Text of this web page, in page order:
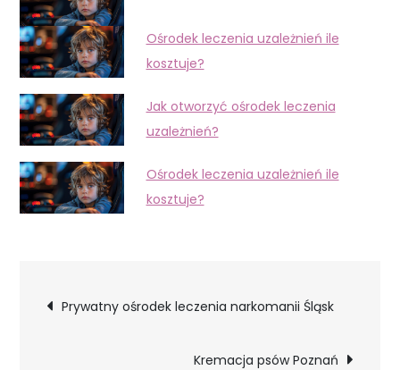
Ośrodek leczenia uzależnień ile
kosztuje?
Jak otworzyć ośrodek leczenia
uzależnień?
Ośrodek leczenia uzależnień ile
kosztuje?
Nawigacja
Prywatny ośrodek leczenia narkomanii Śląsk
Kremacja psów Poznań